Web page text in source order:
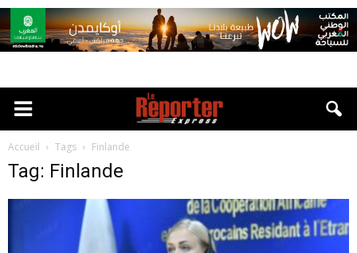
Accueil Tags Finlande
Tag: Finlande